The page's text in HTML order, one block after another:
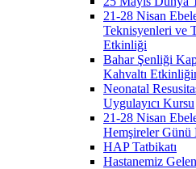
21-28 Nisan
Teknisyenleri ve
Etkinliği
Bahar Şenliği
Kahvaltı
Neonatal
Uygulayıcı Kursu
21-28 Nisan
Hemşireler
HAP Tatbikatı
Hastanemiz